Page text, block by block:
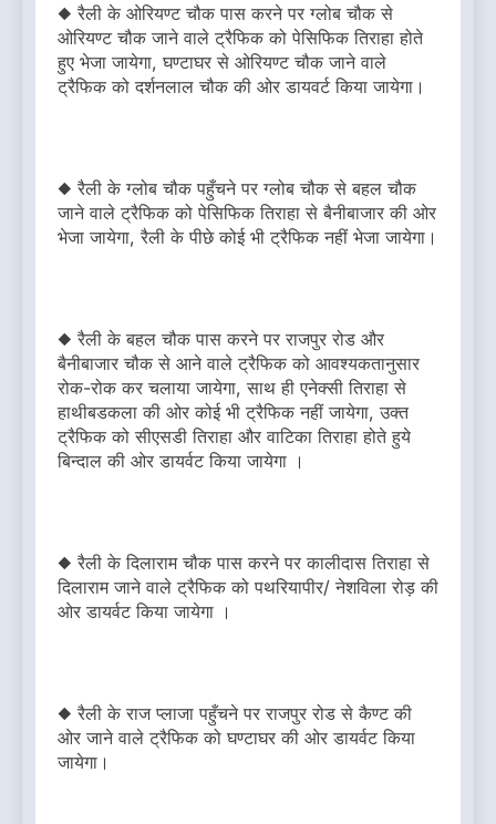
◆ रैली के ओरियण्ट चौक पास करने पर ग्लोब चौक से
ओरियण्ट चौक जाने वाले ट्रैफिक को पेसिफिक तिराहा होते
हुए भेजा जायेगा, घण्टाघर से ओरियण्ट चौक जाने वाले
ट्रैफिक को दर्शनलाल चौक की ओर डायवर्ट किया जायेगा।
◆ रैली के ग्लोब चौक पहुँचने पर ग्लोब चौक से बहल चौक
जाने वाले ट्रैफिक को पेसिफिक तिराहा से बैनीबाजार की ओर
भेजा जायेगा, रैली के पीछे कोई भी ट्रैफिक नहीं भेजा जायेगा।
◆ रैली के बहल चौक पास करने पर राजपुर रोड और
बैनीबाजार चौक से आने वाले ट्रैफिक को आवश्यकतानुसार
रोक-रोक कर चलाया जायेगा, साथ ही एनेक्सी तिराहा से
हाथीबडकला की ओर कोई भी ट्रैफिक नहीं जायेगा, उक्त
ट्रैफिक को सीएसडी तिराहा और वाटिका तिराहा होते हुये
बिन्दाल की ओर डायर्वट किया जायेगा ।
◆ रैली के दिलाराम चौक पास करने पर कालीदास तिराहा से
दिलाराम जाने वाले ट्रैफिक को पथरियापीर/ नेशविला रोड़ की
ओर डायर्वट किया जायेगा ।
◆ रैली के राज प्लाजा पहुँचने पर राजपुर रोड से कैण्ट की
ओर जाने वाले ट्रैफिक को घण्टाघर की ओर डायर्वट किया
जायेगा।